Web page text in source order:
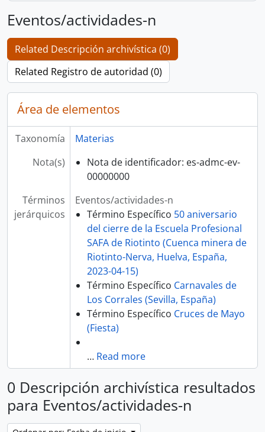
Eventos/actividades-n
Related Descripción archivística (0)
Related Registro de autoridad (0)
Área de elementos
Taxonomía
Materias
Nota(s)
Nota de identificador: es-admc-ev-
00000000
Términos
jerárquicos
Eventos/actividades-n
Término Específico 50 aniversario
del cierre de la Escuela Profesional
SAFA de Riotinto (Cuenca minera de
Riotinto-Nerva, Huelva, España,
2023-04-15)
Término Específico Carnavales de
Los Corrales (Sevilla, España)
Término Específico Cruces de Mayo
(Fiesta)
… Read more
0 Descripción archivística resultados
para Eventos/actividades-n